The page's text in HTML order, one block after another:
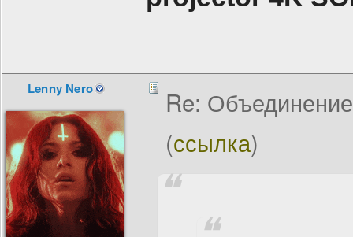
Lenny Nero
Re:
(ссылка)